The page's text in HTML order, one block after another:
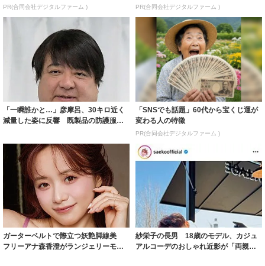
PR(合同会社デジタルファーム ) PR(合同会社デジタルファーム )
「一瞬誰かと…」彦摩呂、30キロ近く
減量した姿に反響 既製品の防護服が
「SNSでも話題」60代から宝くじ運が
変わる人の特徴
PR(合同会社デジタルファーム )
ガーターベルトで際立つ妖艶脚線美
フリーアナ森香澄がランジェリーモデ
紗栄子の長男 18歳のモデル、カジュ
アルコーデのおしゃれ近影が「両親の